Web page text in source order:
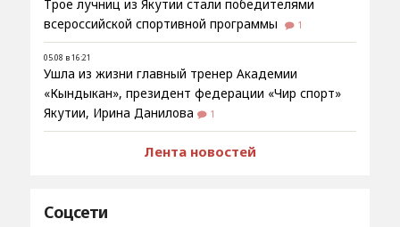
Трое лучниц из Якутии стали победителями
всероссийской спортивной программы
1
05.08 в 16:21
Ушла из жизни главный тренер Академии
«Кындыкан», президент федерации «Чир спорт»
Якутии, Ирина Данилова
1
Лента новостей
Соцсети